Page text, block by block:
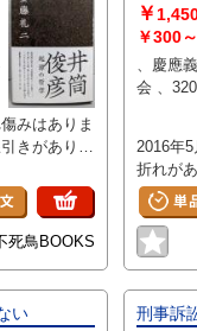
みはありま
きがありま
死鳥BOOKS
￥
￥300～
、慶應
会 、320
2016年5
折れが
い 刑事訴